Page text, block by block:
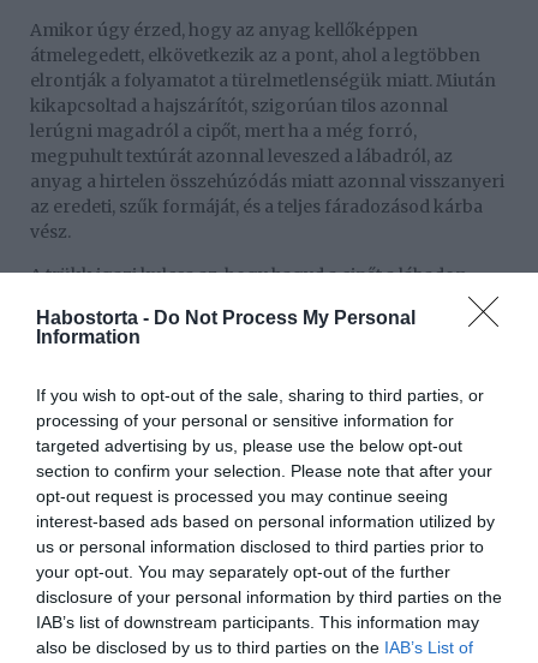
Habostorta - Do Not Process My Personal
Information
If you wish to opt-out of the sale, sharing to third parties, or
processing of your personal or sensitive information for
targeted advertising by us, please use the below opt-out
section to confirm your selection. Please note that after your
opt-out request is processed you may continue seeing
interest-based ads based on personal information utilized by
us or personal information disclosed to third parties prior to
your opt-out. You may separately opt-out of the further
disclosure of your personal information by third parties on the
IAB’s list of downstream participants. This information may
also be disclosed by us to third parties on the IAB’s List of
Amikor úgy érzed, hogy az anyag kellőképpen
átmelegedett, elkövetkezik az a pont, ahol a legtöbben
elrontják a folyamatot a türelmetlenségük miatt. Miután
kikapcsoltad a hajszárítót, szigorúan tilos azonnal
lerúgni magadról a cipőt, mert ha a még forró,
megpuhult textúrát azonnal leveszed a lábadról, az
anyag a hirtelen összehúzódás miatt azonnal visszanyeri
az eredeti, szűk formáját, és a teljes fáradozásod kárba
vész.
A trükk igazi kulcsa az, hogy hagyd a cipőt a lábadon
vissza nem hűl a normál szobahőmérsékletre.
a zoknik feszítése miatt, a lehűlési fázisban fogja
végérvényesen rögzíteni ezt az új, tágasabb formát.
Adj neki körülbelül tíz percet, sétálgass benne a
lakásban, és a zoknik levétele után azonnal érezni fogod
a hihetetlen különbséget.
Ha a cipő bizonyos élei még ezt követően is minimálisan
irritálják a bőrödet, a zokni nélküli használat előtt kend
be a lábad kritikus pontjait vagy a cipő belső peremét egy
egészen vékony réteg zsíros krémmel vagy vazelinnel.
Ez a láthatatlan kenőanyag drasztikusan csökkenti a